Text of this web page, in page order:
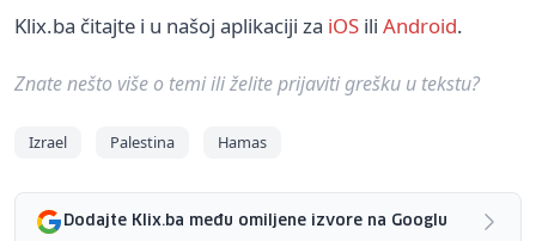
Klix.ba čitajte i u našoj aplikaciji za iOS ili Android.
Znate nešto više o temi ili želite prijaviti grešku u tekstu?
Izrael Palestina Hamas
Dodajte Klix.ba među omiljene izvore na Googlu